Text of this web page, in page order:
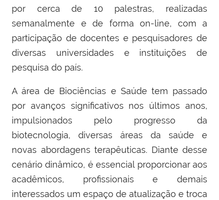
por cerca de 10 palestras, realizadas
semanalmente e de forma on-line, com a
participação de docentes e pesquisadores de
diversas universidades e instituições de
pesquisa do país.
A área de Biociências e Saúde tem passado
por avanços significativos nos últimos anos,
impulsionados pelo progresso da
biotecnologia, diversas áreas da saúde e
novas abordagens terapêuticas. Diante desse
cenário dinâmico, é essencial proporcionar aos
acadêmicos, profissionais e demais
interessados um espaço de atualização e troca